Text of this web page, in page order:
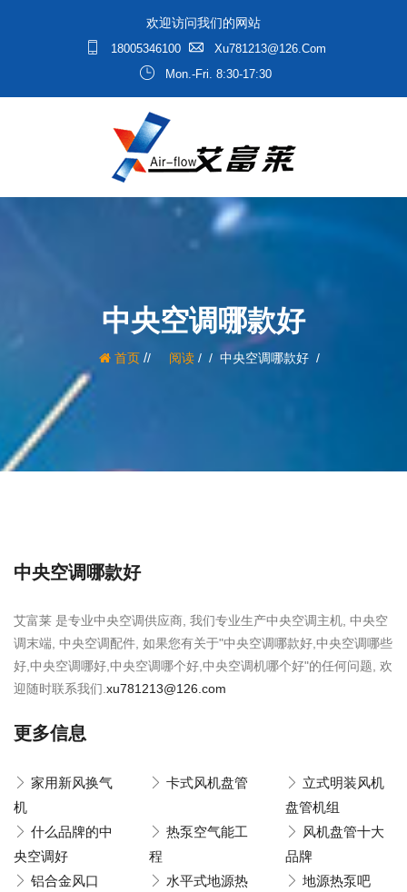
欢迎访问我们的网站
18005346100
Xu781213@126.com
Mon.-Fri. 8:30-17:30
中央空调哪款好
首页/ 阅读/ 中央空调哪款好
中央空调哪款好
艾富莱 是专业中央空调供应商, 我们专业生产中央空调主机, 中央空
调末端, 中央空调配件, 如果您有关于"中央空调哪款好,中央空调哪些
好,中央空调哪好,中央空调哪个好,中央空调机哪个好"的任何问题, 欢
迎随时联系我们. xu781213@126.com
更多信息
家用新风换气
机
卡式风机盘管
立式明装风机
盘管机组
什么品牌的中
央空调好
热泵空气能工
程
风机盘管十大
品牌
铝合金风口
水平式地源热
地源热泵吧